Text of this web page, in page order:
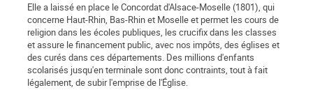
Elle a laissé en place le Concordat d'Alsace-Moselle (1801), qui
concerne Haut-Rhin, Bas-Rhin et Moselle et permet les cours de
religion dans les écoles publiques, les crucifix dans les classes
et assure le financement public, avec nos impôts, des églises et
des curés dans ces départements. Des millions d'enfants
scolarisés jusqu'en terminale sont donc contraints, tout à fait
légalement, de subir l'emprise de l'Église.